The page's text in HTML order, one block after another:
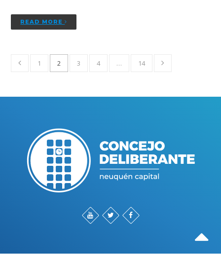
READ MORE
1 2 3 4 … 14